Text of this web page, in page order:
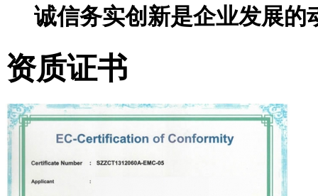
诚信务实创新是企业发展的
资质证书